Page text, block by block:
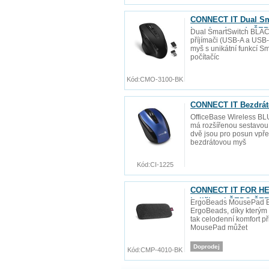
CONNECT IT Dual
baterie zdarma),
Dual SmartSwitch
příjímači (USB-A a
myš s unikátní funkcí
počítačíc
Kód:CMO-3100-BK
CONNECT IT
OfficeBase Wireless
má rozšířenou
dvě jsou pro posun
bezdrátovou myš
Kód:CI-1225
CONNECT IT FOR
kuličkami ŠEDO-
ErgoBeads MousePad
ErgoBeads, díky
tak celodenní komfort
MousePad můžet
Doprodej
Kód:CMP-4010-BK